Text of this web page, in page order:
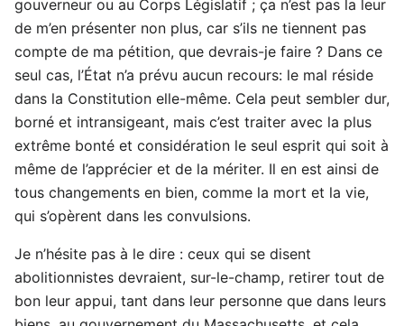
gouverneur ou au Corps Législatif ; ça n’est pas la leur
de m’en présenter non plus, car s’ils ne tiennent pas
compte de ma pétition, que devrais-je faire ? Dans ce
seul cas, l’État n’a prévu aucun recours: le mal réside
dans la Constitution elle-même. Cela peut sembler dur,
borné et intransigeant, mais c’est traiter avec la plus
extrême bonté et considération le seul esprit qui soit à
même de l’apprécier et de la mériter. Il en est ainsi de
tous changements en bien, comme la mort et la vie,
qui s’opèrent dans les convulsions.
Je n’hésite pas à le dire : ceux qui se disent
abolitionnistes devraient, sur-le-champ, retirer tout de
bon leur appui, tant dans leur personne que dans leurs